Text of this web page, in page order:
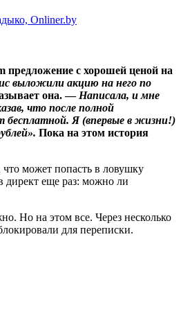
Onliner.by
предложение с хорошей ценой на
выложили акцию на него по
она. —Написала, и мне
что после полной
бесплатной. Я (впервые в жизни!)
Пока на этом история
может попасть в ловушку
директ еще раз: можно ли
Но на этом все. Через несколько
для переписки.